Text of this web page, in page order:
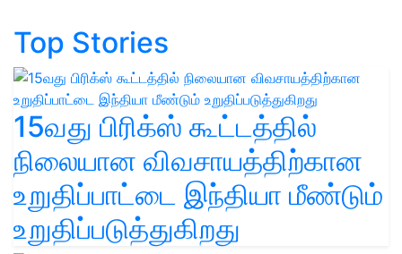
Top Stories
15வது பிரிக்ஸ் கூட்டத்தில்
நிலையான விவசாயத்திற்கான
உறுதிப்பாட்டை இந்தியா மீண்டும்
உறுதிப்படுத்துகிறது